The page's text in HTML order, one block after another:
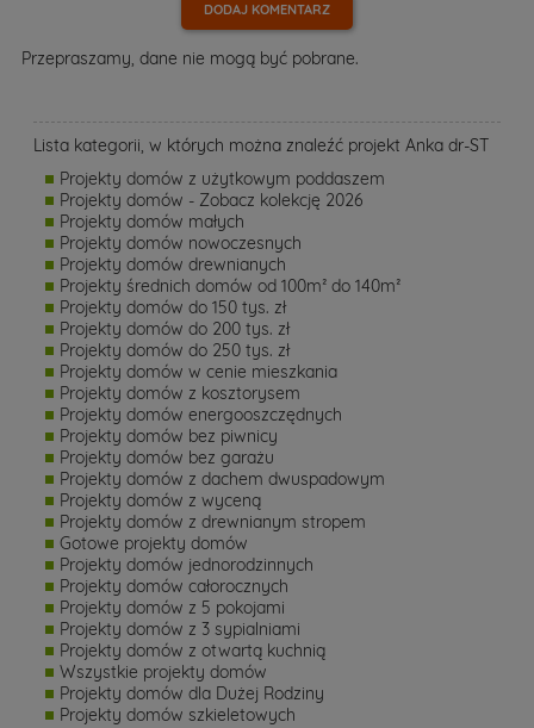
DODAJ KOMENTARZ
Przepraszamy, dane nie mogą być pobrane.
Lista kategorii, w których można znaleźć projekt Anka dr-ST
Projekty domów z użytkowym poddaszem
Projekty domów - Zobacz kolekcję 2026
Projekty domów małych
Projekty domów nowoczesnych
Projekty domów drewnianych
Projekty średnich domów od 100m² do 140m²
Projekty domów do 150 tys. zł
Projekty domów do 200 tys. zł
Projekty domów do 250 tys. zł
Projekty domów w cenie mieszkania
Projekty domów z kosztorysem
Projekty domów energooszczędnych
Projekty domów bez piwnicy
Projekty domów bez garażu
Projekty domów z dachem dwuspadowym
Projekty domów z wyceną
Projekty domów z drewnianym stropem
Gotowe projekty domów
Projekty domów jednorodzinnych
Projekty domów całorocznych
Projekty domów z 5 pokojami
Projekty domów z 3 sypialniami
Projekty domów z otwartą kuchnią
Wszystkie projekty domów
Projekty domów dla Dużej Rodziny
Projekty domów szkieletowych